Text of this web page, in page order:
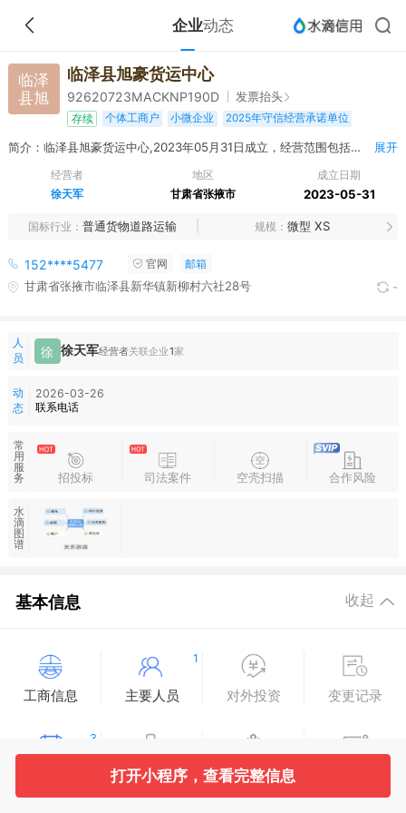
企业动态
临泽
县旭
临泽县旭豪货运中心
92620723MACKNP190D 发票抬头
存续 个体工商户 小微企业 2025年守信经营承诺单位
简介：临泽县旭豪货运中心,2023年05月31日成立，经营范围包括许可项目：道路货物运输（不含危险货物）。（依法须经批准的项目，经相关部门批准后方可开展经营活动，具体经营项目以相关部门批准文件或许可证件为准）*** 展开
经营者
徐天军
地区
甘肃省张掖市
成立日期
2023-05-31
国标行业 普通货物道路运输 规模 微型 XS
152****5477 官网 邮箱
甘肃省张掖市临泽县新华镇新柳村六社28号 -
人
员
徐 徐天军经营者关联企业1家
动
态
2026-03-26
联系电话
常
用
服
务
招投标 司法案件 空壳扫描 合作风险
水
滴
图
谱
基本信息 收起
工商信息
1
主要人员 对外投资 变更记录
3
分支机构 疑似关系
打开小程序，查看完整信息